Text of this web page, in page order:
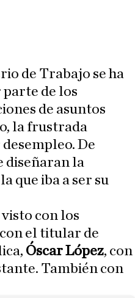
de Trabajo se ha
de los
de asuntos
la frustrada
De
diseñaran la
que iba a ser su
con los
el titular de
Óscar López, con
También con